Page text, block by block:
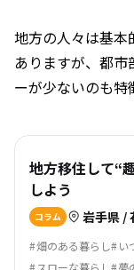
地方の人々は基本
ありますが、都市
ーが少ないのも特
地方移住して“
しよう
コラム 岩手県 /
畑のある暮らし い